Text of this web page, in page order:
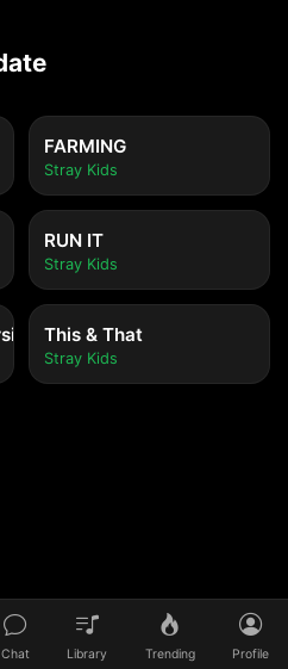
FARMING
Stray Kids
RUN IT
Stray Kids
This & That
Stray Kids
Chat Library Trending Profile